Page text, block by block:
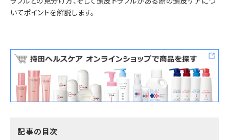
いてポイントを解説します。
記事の目次